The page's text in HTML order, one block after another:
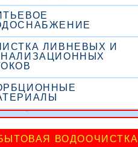
ЛИВНЕВЫХ И
ВОДООЧИСТКА